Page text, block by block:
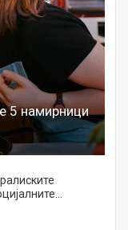
5 намирници